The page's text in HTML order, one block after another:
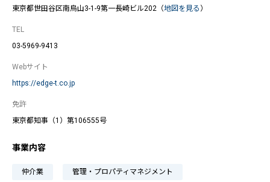
東京都世田谷区南烏山3-1-9第一長崎ビル202（地図を見る ）
TEL
03-5969-9413
Webサイト
https://edge-t.co.jp
免許
東京都知事（1）第106555号
事業内容
仲介業 管理・プロパティマネジメント